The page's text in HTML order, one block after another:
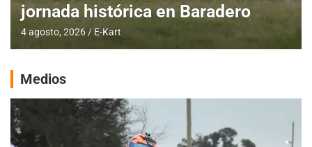
jornada histórica en Baradero
4 agosto, 2026 E-Kart
Medios